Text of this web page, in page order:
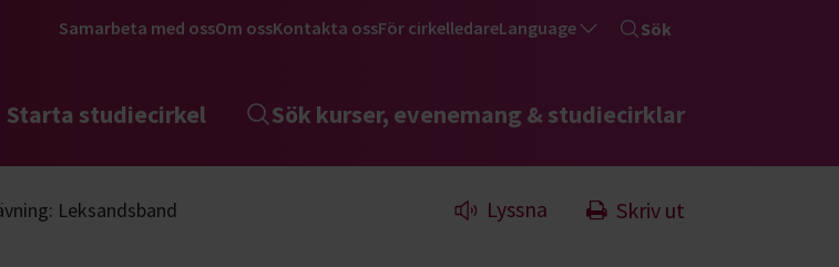
Samarbeta med ossOm ossKontakta ossFör cirkelledareLanguage Sök
Starta studiecirkel Sök kurser, evenemang & studiecirklar
Leksandsband Lyssna Skriv ut